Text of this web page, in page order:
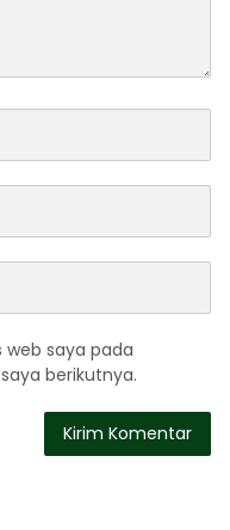
saya pada
berikutnya.